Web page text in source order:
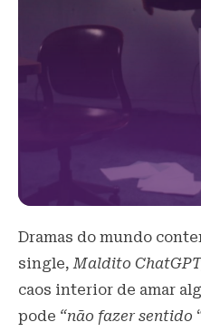
Dramas do mundo
single, Maldito
caos interior de amar
pode “não fazer sentido